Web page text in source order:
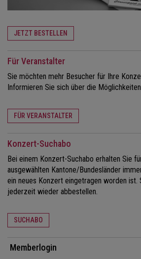
JETZT BESTELLEN
Für Veranstalter
Sie möchten mehr Besucher für Ihre
Informieren Sie sich über die
FÜR VERANSTALTER
Konzert-Suchabo
Bei einem Konzert-Suchabo erhalten Sie
ausgewählten Kantone/Bundesländer
ein neues Konzert eingetragen worden ist.
jederzeit wieder abbestellen.
SUCHABO
Memberlogin